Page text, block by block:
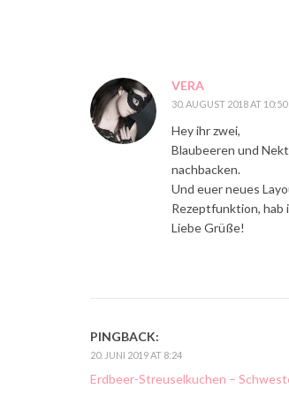
VERA
30. AUGUST 2018 AT 10:50
Hey ihr zwei,
Blaubeeren und
nachbacken.
Und euer neues
Rezeptfunktion, hab
Liebe Grüße!
PINGBACK:
20. JUNI 2019 AT 8:24
Erdbeer-Streuselkuchen –